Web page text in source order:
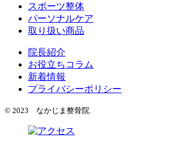
スポーツ整体
パーソナルケア
取り扱い商品
院長紹介
お役立ちコラム
新着情報
プライバシーポリシー
© 2023 なかじま整骨院.